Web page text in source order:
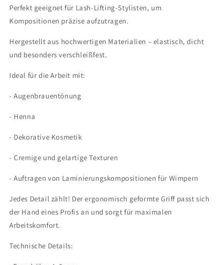
Perfekt geeignet für Lash-Lifting-Stylisten, um
Kompositionen präzise aufzutragen.
Hergestellt aus hochwertigen Materialien – elastisch, dicht
und besonders verschleißfest.
Ideal für die Arbeit mit:
- Augenbrauentönung
- Henna
- Dekorative Kosmetik
- Cremige und gelartige Texturen
- Auftragen von Laminierungskompositionen für Wimpern
Jedes Detail zählt! Der ergonomisch geformte Griff passt sich
der Hand eines Profis an und sorgt für maximalen
Arbeitskomfort.
Technische Details: